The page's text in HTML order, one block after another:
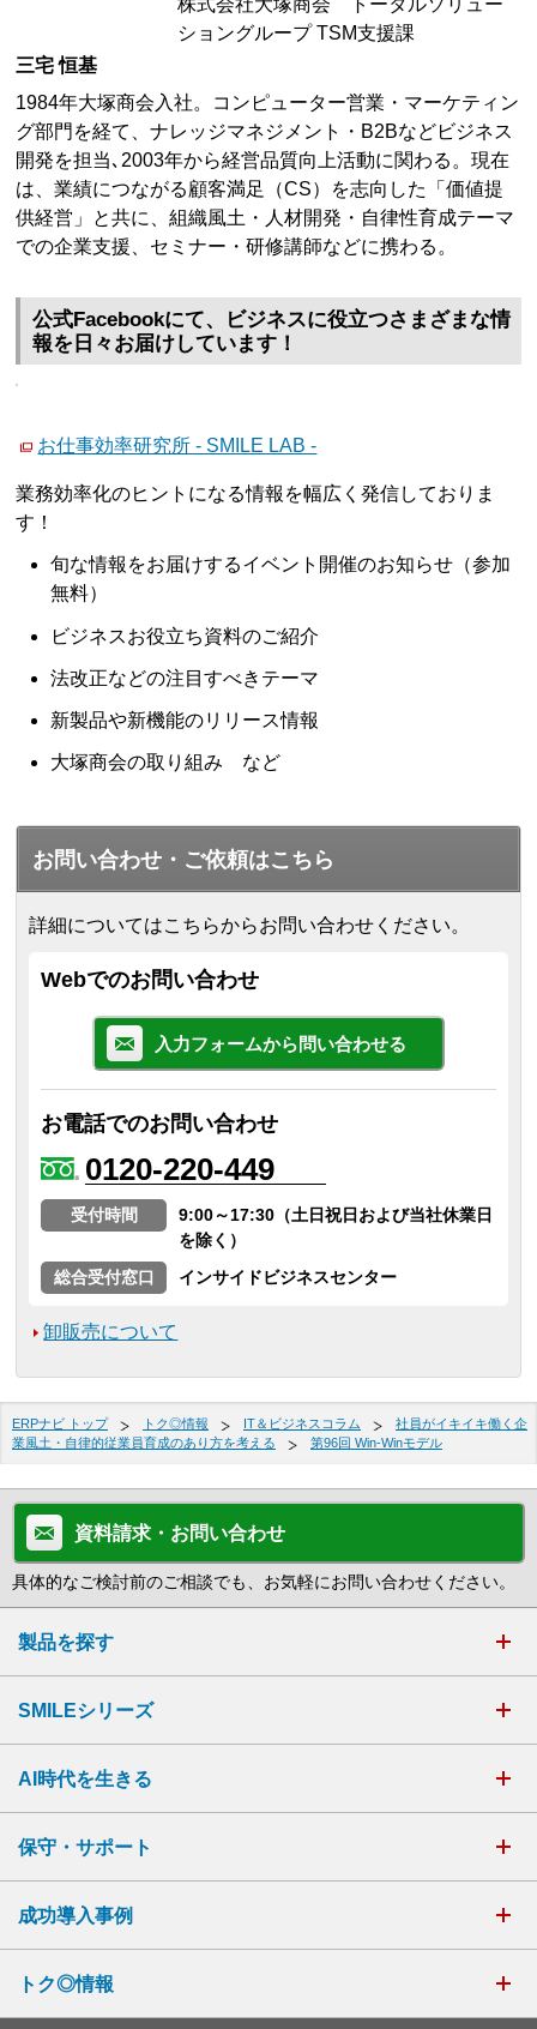
株式会社大塚商会 トータルソリュー
ショングループ TSM支援課
三宅 恒基
1984年大塚商会入社。コンピューター営業・マーケティン
グ部門を経て、ナレッジマネジメント・B2Bなどビジネス
開発を担当､2003年から経営品質向上活動に関わる。現在
は、業績につながる顧客満足（CS）を志向した「価値提
供経営」と共に、組織風土・人材開発・自律性育成テーマ
での企業支援、セミナー・研修講師などに携わる。
公式Facebookにて、ビジネスに役立つさまざまな情
報を日々お届けしています！
お仕事効率研究所 - SMILE LAB -
業務効率化のヒントになる情報を幅広く発信しておりま
す！
旬な情報をお届けするイベント開催のお知らせ（参加
無料）
ビジネスお役立ち資料のご紹介
法改正などの注目すべきテーマ
新製品や新機能のリリース情報
大塚商会の取り組み など
お問い合わせ・ご依頼はこちら
詳細についてはこちらからお問い合わせください。
Webでのお問い合わせ
入力フォームから問い合わせる
お電話でのお問い合わせ
0120-220-449
受付時間
9:00～17:30（土日祝日および当社休業日
を除く）
総合受付窓口
インサイドビジネスセンター
卸販売について
ERPナビ トップ トク◎情報 IT＆ビジネスコラム
社員がイキイキ働く企
業風土・自律的従業員育成のあり方を考える
第96回 Win‐Winモデル
資料請求・お問い合わせ
具体的なご検討前のご相談でも、お気軽にお問い合わせください。
製品を探す
SMILEシリーズ
AI時代を生きる
保守・サポート
成功導入事例
トク◎情報